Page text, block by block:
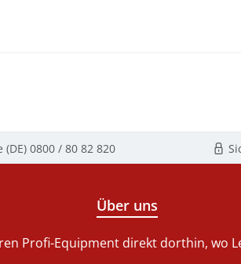
(DE) 0800 / 80 82 820
Über uns
Profi-Equipment direkt dorthin, wo